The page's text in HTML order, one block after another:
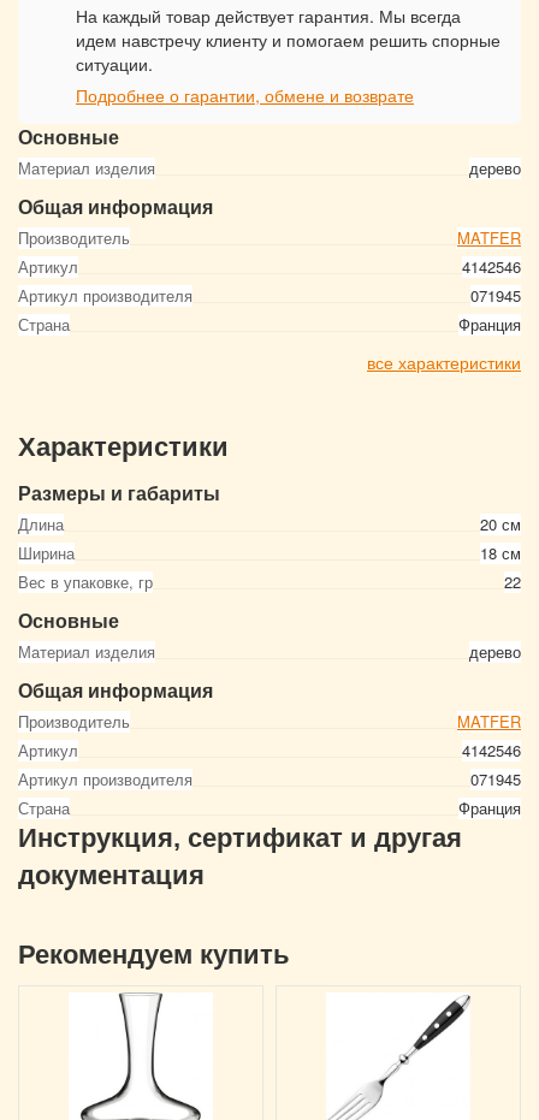
Основные
Материал изделия дерево
Общая информация
Производитель
MATFER
Артикул
4142546
Артикул производителя
071945
Страна
Франция
все характеристики
На каждый товар действует гарантия. Мы всегда
идем навстречу клиенту и помогаем решить спорные
ситуации.
Подробнее о гарантии, обмене и возврате
Характеристики
Размеры и габариты
Длина
20 см
Ширина
18 см
Вес в упаковке, гр
22
Основные
Материал изделия дерево
Общая информация
Производитель
MATFER
Артикул
4142546
Артикул производителя
071945
Страна
Франция
Инструкция, сертификат и другая
документация
Рекомендуем купить